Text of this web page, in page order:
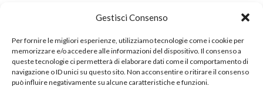
Gestisci Consenso
Per fornire le migliori esperienze, utilizziamo tecnologie come i cookie per
memorizzare e/o accedere alle informazioni del dispositivo. Il consenso a
queste tecnologie ci permetterà di elaborare dati come il comportamento di
navigazione o ID unici su questo sito. Non acconsentire o ritirare il consenso
può influire negativamente su alcune caratteristiche e funzioni.